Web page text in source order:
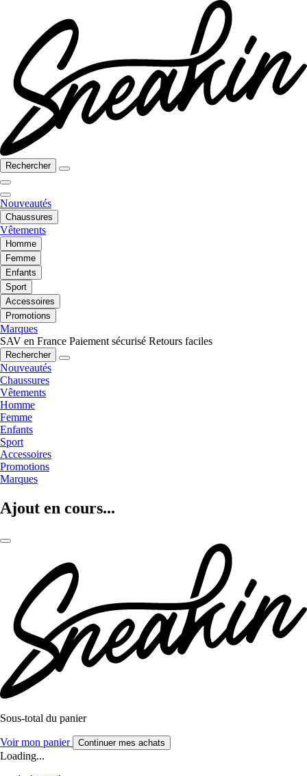
Rechercher
Nouveautés
Chaussures
Vêtements
Homme
Femme
Enfants
Sport
Accessoires
Promotions
Marques
SAV en France Paiement sécurisé Retours faciles
Rechercher
Nouveautés
Chaussures
Vêtements
Homme
Femme
Enfants
Sport
Accessoires
Promotions
Marques
Ajout en cours...
Sous-total du panier
Voir mon panier Continuer mes achats
Loading...